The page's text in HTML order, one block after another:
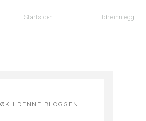
Eldre innlegg
Startsiden
I DENNE BLOGGEN